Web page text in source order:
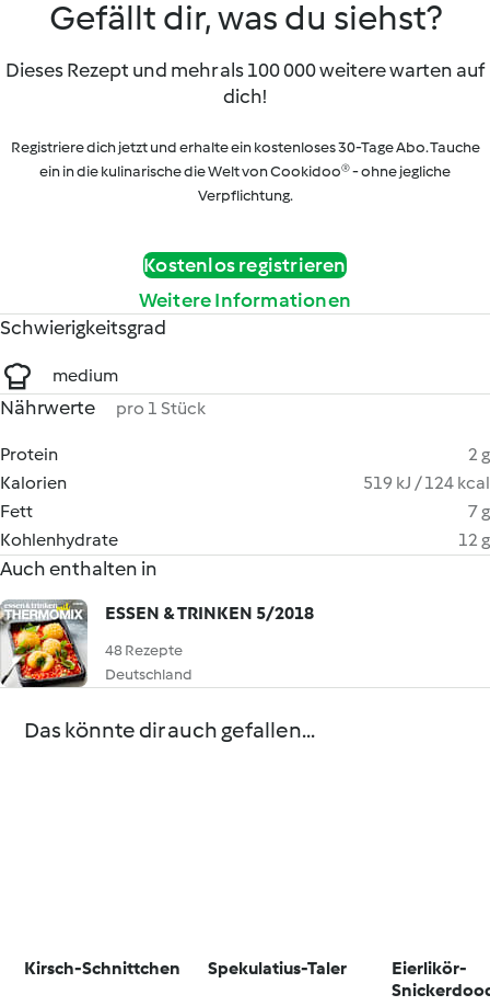
Gefällt dir, was du siehst?
Dieses Rezept und mehr als 100 000 weitere warten auf
dich!
Registriere dich jetzt und erhalte ein kostenloses 30-Tage Abo. Tauche
ein in die kulinarische die Welt von Cookidoo® - ohne jegliche
Verpflichtung.
Kostenlos registrieren
Weitere Informationen
Schwierigkeitsgrad
medium
Nährwerte pro 1 Stück
Protein
2 g
Kalorien
519 kJ / 124 kcal
Fett
7 g
Kohlenhydrate
12 g
Auch enthalten in
ESSEN & TRINKEN 5/2018
48 Rezepte
Deutschland
Das könnte dir auch gefallen...
Kirsch-Schnittchen Spekulatius-Taler
Eierlikör-